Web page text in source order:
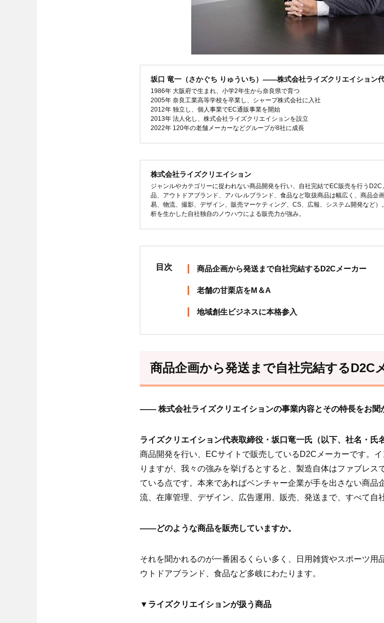
坂口 竜一（さかぐち りゅういち）――株式会社ライズクリエイション
1986年 大阪府で生まれ、小学2年生から奈良県で育つ
2005年 奈良工業高等学校を卒業し、シャープ株式会社に入社
2012年 独立し、個人事業でEC通販事業を開始
2013年 法人化し、株式会社ライズクリエイションを設立
2022年 120年の老舗メーカーなどグループが8社に成長
株式会社ライズクリエイション
ジャンルやカテゴリーに捉われない商品開発を行い、自社完結でEC販売を行う
品、アウトドアブランド、アパレルブランド、食品など取扱商品は幅広く、商品企
易、物流、撮影、デザイン、販売マーケティング、CS、広報、システム開発など
析を生かした自社独自のノウハウによる販売力が強み。
目次 商品企画から発送まで自社完結するD2Cメーカー
老舗の甘栗店をM＆A
地域創生ビジネスに本格参入
商品企画から発送まで自社完結するD2C
―― 株式会社ライズクリエイションの事業内容とその特長をお聞
ライズクリエイション代表取締役・坂口竜一氏（以下、社名・氏
商品開発を行い、ECサイトで販売しているD2Cメーカーです。
りますが、我々の強みを挙げるとすると、製造自体はファブレス
ている点です。本来であればベンチャー企業が手を出さない商品
流、在庫管理、デザイン、広告運用、販売、発送まで、すべて自
――どのような商品を販売していますか。
それを聞かれるのが一番困るくらい多く、日用雑貨やスポーツ用
ウトドアブランド、食品など多岐にわたります。
▼ライズクリエイションが扱う商品